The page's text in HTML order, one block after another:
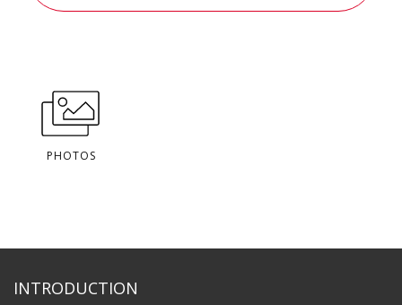
PHOTOS
INTRODUCTION